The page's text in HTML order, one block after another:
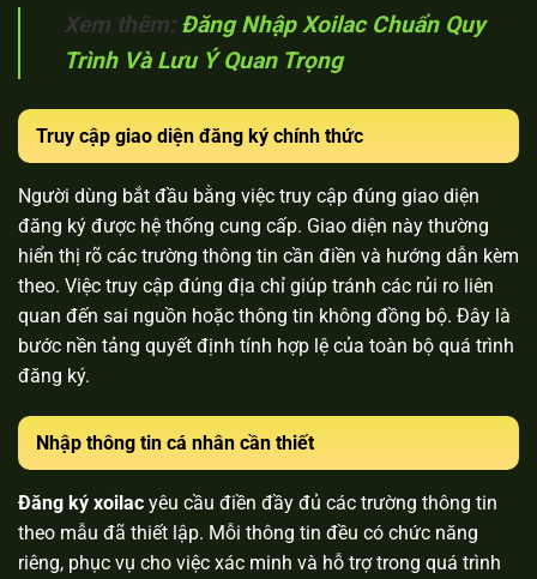
Xem thêm: Đăng Nhập Xoilac Chuẩn Quy
Trình Và Lưu Ý Quan Trọng
Truy cập giao diện đăng ký chính thức
Người dùng bắt đầu bằng việc truy cập đúng giao diện
đăng ký được hệ thống cung cấp. Giao diện này thường
hiển thị rõ các trường thông tin cần điền và hướng dẫn kèm
theo. Việc truy cập đúng địa chỉ giúp tránh các rủi ro liên
quan đến sai nguồn hoặc thông tin không đồng bộ. Đây là
bước nền tảng quyết định tính hợp lệ của toàn bộ quá trình
đăng ký.
Nhập thông tin cá nhân cần thiết
Đăng ký xoilac yêu cầu điền đầy đủ các trường thông tin
theo mẫu đã thiết lập. Mỗi thông tin đều có chức năng
riêng, phục vụ cho việc xác minh và hỗ trợ trong quá trình